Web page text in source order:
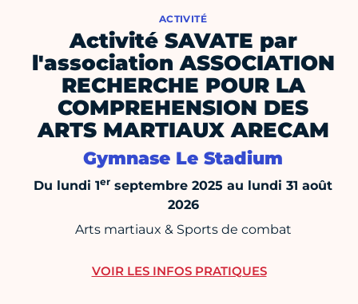
ACTIVITÉ
Activité SAVATE par
l'association ASSOCIATION
RECHERCHE POUR LA
COMPREHENSION DES
ARTS MARTIAUX ARECAM
Gymnase Le Stadium
Du lundi 1er septembre 2025 au lundi 31 août
2026
Arts martiaux & Sports de combat
VOIR LES INFOS PRATIQUES